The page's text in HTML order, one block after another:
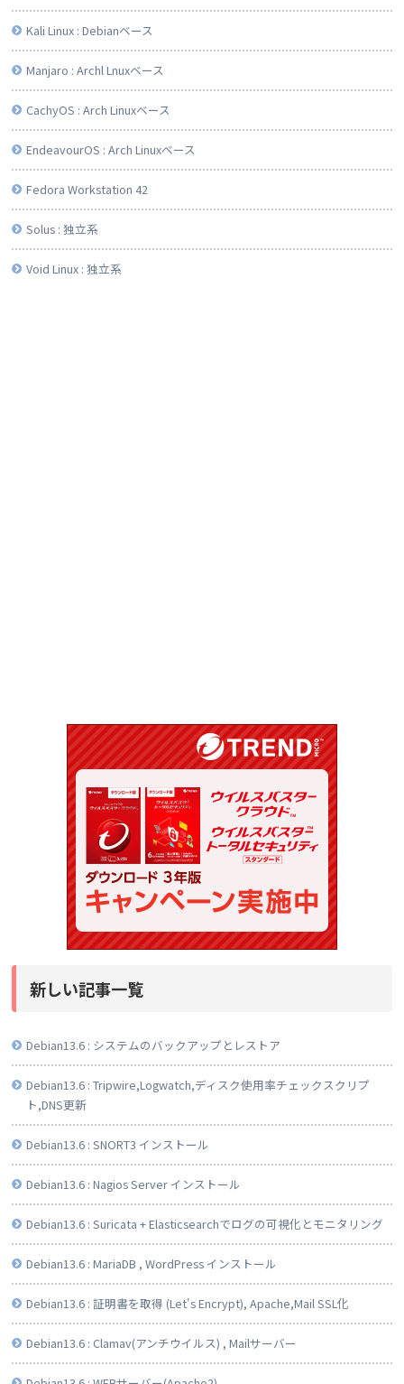
Kali Linux : Debianベース
Manjaro : Archl Lnuxベース
CachyOS : Arch Linuxベース
EndeavourOS : Arch Linuxベース
Fedora Workstation 42
Solus : 独立系
Void Linux : 独立系
新しい記事一覧
Debian13.6 : システムのバックアップとレストア
Debian13.6 : Tripwire,Logwatch,ディスク使用率チェックスクリプ
ト,DNS更新
Debian13.6 : SNORT3 インストール
Debian13.6 : Nagios Server インストール
Debian13.6 : Suricata + Elasticsearchでログの可視化とモニタリング
Debian13.6 : MariaDB , WordPress インストール
Debian13.6 : 証明書を取得 (Let's Encrypt), Apache,Mail SSL化
Debian13.6 : Clamav(アンチウイルス) , Mailサーバー